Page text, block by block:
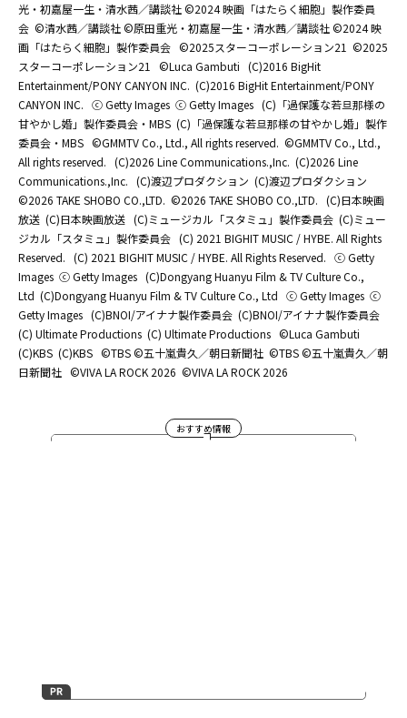
光・初嘉屋一生・清水茜／講談社 ©2024 映画「はたらく細胞」製作委員
会 ©清水茜／講談社 ©原田重光・初嘉屋一生・清水茜／講談社 ©2024 映
画「はたらく細胞」製作委員会 ©2025スターコーポレーション21 ©2025
スターコーポレーション21
©Luca Gambuti (C)2016 BigHit
Entertainment/PONY CANYON INC. (C)2016 BigHit Entertainment/PONY
CANYON INC. ⓒ Getty Images ⓒ Getty Images (C)「過保護な若旦那様の
甘やかし婚」製作委員会・MBS (C)「過保護な若旦那様の甘やかし婚」製作
委員会・MBS ©GMMTV Co., Ltd., All rights reserved. ©GMMTV Co., Ltd.,
All rights reserved. (C)2026 Line Communications.,Inc. (C)2026 Line
Communications.,Inc. (C)渡辺プロダクション (C)渡辺プロダクション
©2026 TAKE SHOBO CO.,LTD. ©2026 TAKE SHOBO CO.,LTD. (C)日本映画
放送 (C)日本映画放送 (C)ミュージカル「スタミュ」製作委員会 (C)ミュー
ジカル「スタミュ」製作委員会 (C) 2021 BIGHIT MUSIC / HYBE. All Rights
Reserved. (C) 2021 BIGHIT MUSIC / HYBE. All Rights Reserved. ⓒ Getty
Images ⓒ Getty Images (C)Dongyang Huanyu Film & TV Culture Co.,
Ltd (C)Dongyang Huanyu Film & TV Culture Co., Ltd ⓒ Getty Images ⓒ
Getty Images (C)BNOI/アイナナ製作委員会 (C)BNOI/アイナナ製作委員会
(C) Ultimate Productions (C) Ultimate Productions ©Luca Gambuti
(C)KBS (C)KBS ©TBS ©五十嵐貴久／朝日新聞社 ©TBS ©五十嵐貴久／朝
日新聞社 ©️VIVA LA ROCK 2026 ©️VIVA LA ROCK 2026
おすすめ情報